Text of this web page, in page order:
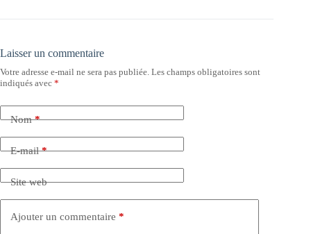
Laisser un commentaire
Votre adresse e-mail ne sera pas publiée. Les champs obligatoires sont
indiqués avec *
Nom*
E-mail*
Site web
Ajouter un commentaire *